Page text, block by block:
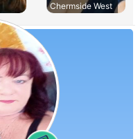
Chermside West